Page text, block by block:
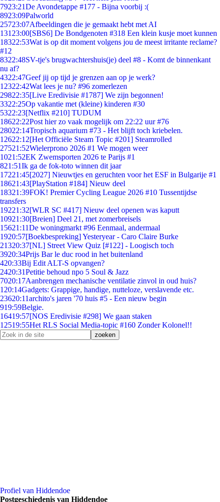
7923:21De Avondetappe #177 - Bijna voorbij :(
8923:09Palworld
25723:07Afbeeldingen die je gemaakt hebt met AI
131 23:00[SBS6] De Bondgenoten #318 Een klein kusje moet kunnen
18322:53Wat is op dit moment volgens jou de meest irritante reclame?
#12
8322:48SV-tje's brugwachtershuis(je) deel #8 - Komt de binnenkant
nu af?
4322:47Geef jij op tijd je grenzen aan op je werk?
12322:42Wat lees je nu? #96 zomerlezen
29822:35[Live Eredivisie #1787] We zijn begonnen!
3322:25Op vakantie met (kleine) kinderen #30
5322:23[Netflix #210] TUDUM
18622:22Post hier zo vaak mogelijk om 22:22 uur #76
28022:14Tropisch aquarium #73 - Het blijft toch kriebelen.
12622:12[Het Officiële Steam Topic #201] Steamrolled
27521:52Wielerprono 2026 #1 We mogen weer
1021:52EK Zwemsporten 2026 te Parijs #1
821:51Ik ga de fok-toto winnen dit jaar
17221:45[2027] Nieuwtjes en geruchten voor het ESF in Bulgarije #1
18621:43[PlayStation #184] Nieuw deel
18321:39FOK! Premier Cycling League 2026 #10 Tussentijdse
transfers
19221:32[WLR SC #417] Nieuw deel openen was kaputt
10921:30[Breien] Deel 21, met zomerbreisels
15621:11De woningmarkt #96 Eenmaal, andermaal
1920:57[Boekbespreking] Yesteryear - Caro Claire Burke
21320:37[NL] Street View Quiz [#122] - Loogisch toch
3920:34Prijs Bar le duc rood in het buitenland
420:33Bij Edit ALT-S opvangen?
2420:31Petitie behoud npo 5 Soul & Jazz
7020:17Aanbrengen mechanische ventilatie zinvol in oud huis?
1 20:14Gadgets: Grappige, handige, nutteloze, verslavende etc.
23620:11archito's jaren '70 huis #5 - Een nieuw begin
919:59Belgie.
16419:57[NOS Eredivisie #298] We gaan staken
12519:55Het RLS Social Media-topic #160 Zonder Kolonel!!
Profiel van Hiddendoe
Postgeschiedenis van Hiddendoe